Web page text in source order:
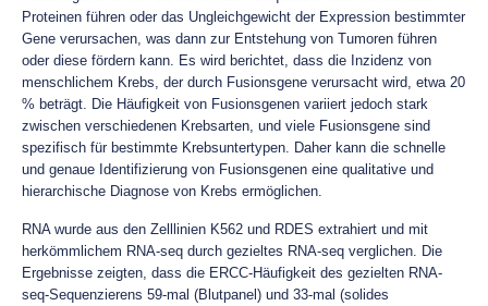
Proteinen führen oder das Ungleichgewicht der Expression bestimmter
Gene verursachen, was dann zur Entstehung von Tumoren führen
oder diese fördern kann. Es wird berichtet, dass die Inzidenz von
menschlichem Krebs, der durch Fusionsgene verursacht wird, etwa 20
% beträgt. Die Häufigkeit von Fusionsgenen variiert jedoch stark
zwischen verschiedenen Krebsarten, und viele Fusionsgene sind
spezifisch für bestimmte Krebsuntertypen. Daher kann die schnelle
und genaue Identifizierung von Fusionsgenen eine qualitative und
hierarchische Diagnose von Krebs ermöglichen.
RNA wurde aus den Zelllinien K562 und RDES extrahiert und mit
herkömmlichem RNA-seq durch gezieltes RNA-seq verglichen. Die
Ergebnisse zeigten, dass die ERCC-Häufigkeit des gezielten RNA-
seq-Sequenzierens 59-mal (Blutpanel) und 33-mal (solides